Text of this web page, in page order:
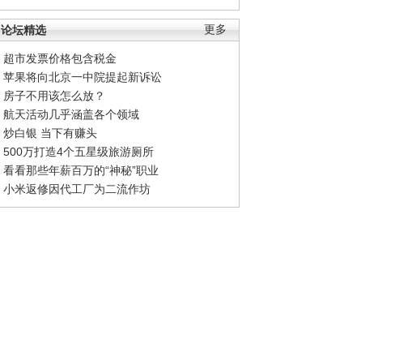
更多
论坛精选
超市发票价格包含税金
苹果将向北京一中院提起新诉讼
房子不用该怎么放？
航天活动几乎涵盖各个领域
炒白银 当下有赚头
500万打造4个五星级旅游厕所
看看那些年薪百万的“神秘”职业
小米返修因代工厂为二流作坊